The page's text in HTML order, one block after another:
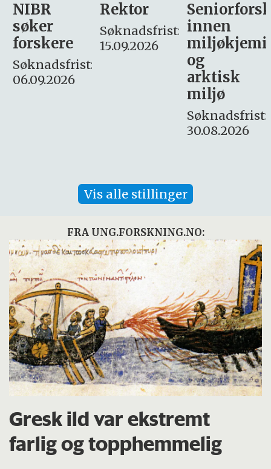
Rektor
Søknadsfrist:
15.09.2026
Seniorforsker
innen
miljøkjemi
søker
– fast
Søknadsfrist:
16. august.
Vis alle stillinger
FRA UNG.FORSKNING.NO:
Gresk ild var ekstremt
farlig og topphemmelig